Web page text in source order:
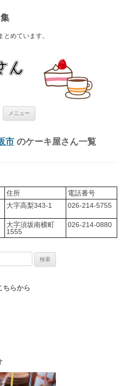
めています。
メニュー
市 のケーキ屋さん一覧
住所
電話番号
大字高梨343-1 026-214-5755
大字須坂南横町
1555
026-214-0880
ちらから